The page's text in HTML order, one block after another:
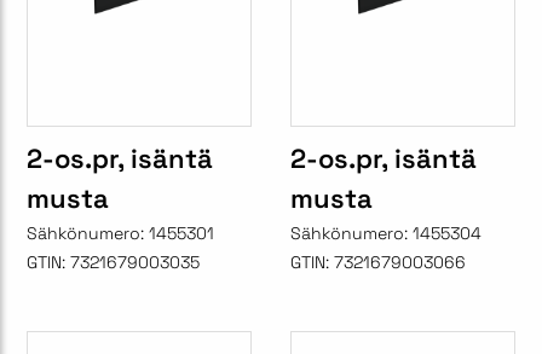
2-os.pr, isäntä
musta
Sähkönumero: 1455301
GTIN: 7321679003035
2-os.pr, isäntä
musta
Sähkönumero: 1455304
GTIN: 7321679003066